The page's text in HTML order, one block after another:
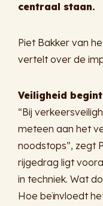
centraal staan.
Piet Bakker van
vertelt over de
Veiligheid
“Bij
meteen aan het
noodstops”, zegt
rijgedrag ligt
in techniek. Wat
Hoe beïnvloedt